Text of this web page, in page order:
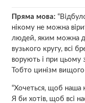
Пряма мова:
нікому не можна
людей, яким можна
вузького кругу, всі
ворують і при цьому
Тобто цинізм вищого
“Хочеться, щоб наша
Я би хотів, щоб всі